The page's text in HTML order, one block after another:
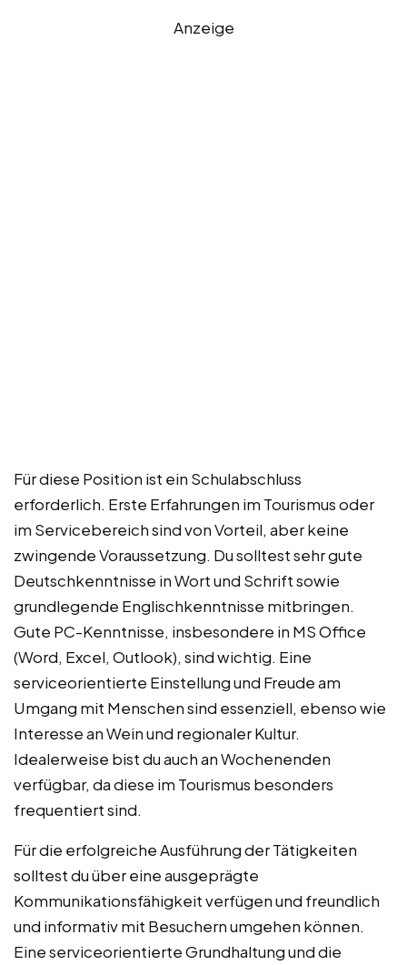
Anzeige
Für diese Position ist ein Schulabschluss
erforderlich. Erste Erfahrungen im Tourismus oder
im Servicebereich sind von Vorteil, aber keine
zwingende Voraussetzung. Du solltest sehr gute
Deutschkenntnisse in Wort und Schrift sowie
grundlegende Englischkenntnisse mitbringen.
Gute PC-Kenntnisse, insbesondere in MS Office
(Word, Excel, Outlook), sind wichtig. Eine
serviceorientierte Einstellung und Freude am
Umgang mit Menschen sind essenziell, ebenso wie
Interesse an Wein und regionaler Kultur.
Idealerweise bist du auch an Wochenenden
verfügbar, da diese im Tourismus besonders
frequentiert sind.
Für die erfolgreiche Ausführung der Tätigkeiten
solltest du über eine ausgeprägte
Kommunikationsfähigkeit verfügen und freundlich
und informativ mit Besuchern umgehen können.
Eine serviceorientierte Grundhaltung und die